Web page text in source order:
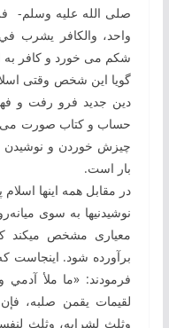
صلی الله علیه وسلم-
واحد، والکافر یشرب
شکم می‏ خورد و کافر به‏
گویا این شخص وقتی
دین جدید فرو رفت و
حساب و کتاب صورت می‏
چیزش خوردن و نوشیدن
‏بار است.
در مقابل همه این‏ها
نوشیدنی‏ها به ‏سوی
معیاری مشخص می‏کند
برآورده شود. این‏جاست
فرمودند: «ما ملأ
لقیمات یقمن صلبه،
وثلث لشرابه، وثلث